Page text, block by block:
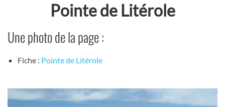
Pointe de Litérole
Une photo de la page :
Fiche : Pointe de Litérole